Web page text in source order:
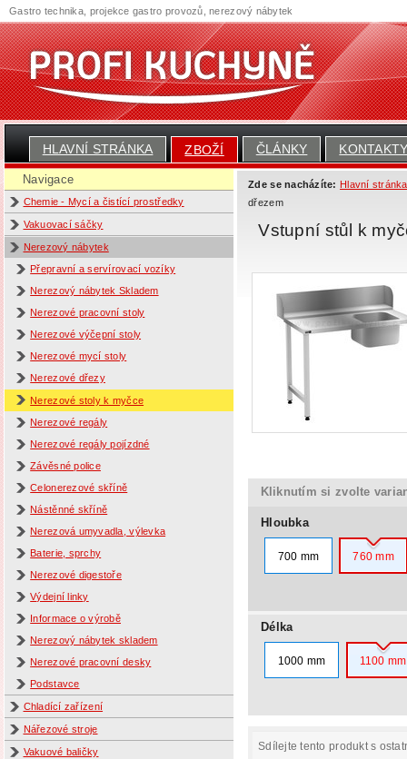
HLAVNÍ STRÁNKA ZBOŽÍ ČLÁNKY
Navigace
Chemie - Mycí a čistící prostředky
Vakuovací sáčky
Nerezový nábytek
Přepravní a servírovací vozíky
Nerezový nábytek Skladem
Nerezové pracovní stoly
Nerezové výčepní stoly
Nerezové mycí stoly
Nerezové dřezy
Nerezové stoly k myčce
Nerezové regály
Nerezové regály pojízdné
Závěsné police
Celonerezové skříně
Nástěnné skříně
Nerezová umyvadla, výlevka
Baterie, sprchy
Nerezové digestoře
Výdejní linky
Informace o výrobě
Nerezový nábytek skladem
Nerezové pracovní desky
Podstavce
Chladící zařízení
Nářezové stroje
Vakuové baličky
Zde se nacházíte: Hlavní stránka
dřezem
Vstupní stůl k
Kliknutím si zvolte
Hloubka
700 mm 760 mm
Délka
1000 mm 1100 mm
Sdílejte tento produkt s
Gastro technika, projekce gastro provozů, nerezový nábytek